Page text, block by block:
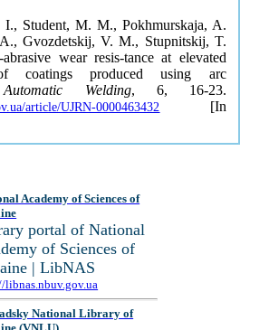
I., Student, M. M., Pokhmurskaja, A.
Gvozdetskij, V. M., Stupnitskij, T.
wear resis-tance at elevated
of coatings produced using arc
Automatic Welding, 6, 16-23.
article/UJRN-0000463432 [In
Academy of Sciences of
portal of National
of Sciences of
| LibNAS
libnas.nbuv.gov.ua
National Library of